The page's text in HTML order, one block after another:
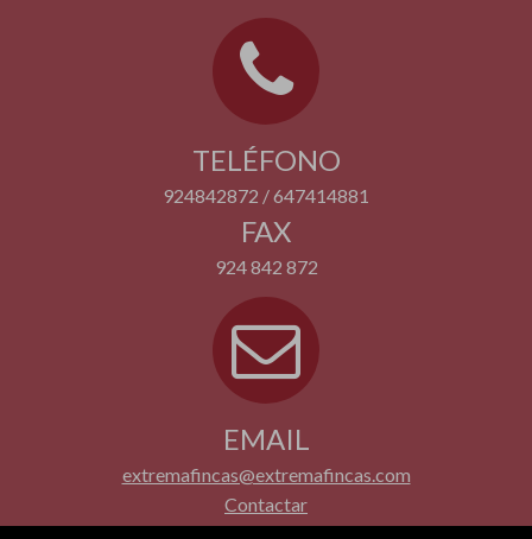
TELÉFONO
924842872 / 647414881
FAX
924 842 872
EMAIL
extremafincas@extremafincas.com
Contactar